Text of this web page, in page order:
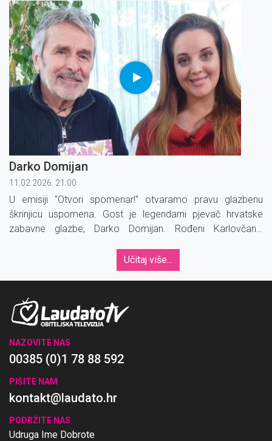
Darko Domijan
11.02.2026. 21:00
U emisiji "Otvori spomenar!" otvaramo pravu glazbenu
škrinjicu uspomena. Gost je legendarni pjevač hrvatske
zabavne glazbe, Darko Domijan. Rođeni Karlovčanin
pjevaju i vole sve generacije.Učitaj više...
NAZOVITE NAS
00385 (0)1 78 88 592
PIŠITE NAM
kontakt@laudato.hr
PODRŽITE NAS
Udruga Ime Dobrote